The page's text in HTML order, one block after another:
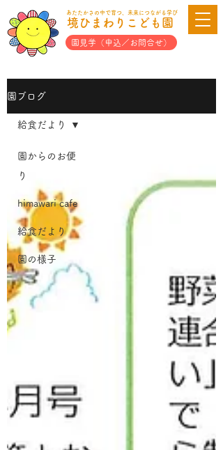
あたたかさの中で育つ、未来につながる学び
境ひまわりこども園
園見学（申込／お問合せ）
園ブログ
園からのお便
り
himawari cafe
給食だより
園の様子
給食だより